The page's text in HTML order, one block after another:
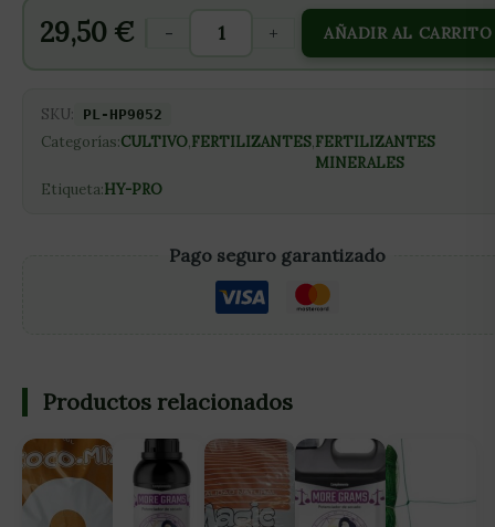
29,50 € - + AÑADIR AL CARRITO
SKU: PL-HP9052
Categorías:CULTIVO,FERTILIZANTES,FERTILIZANTES
MINERALES
Etiqueta:HY-PRO
Pago seguro garantizado
Productos relacionados